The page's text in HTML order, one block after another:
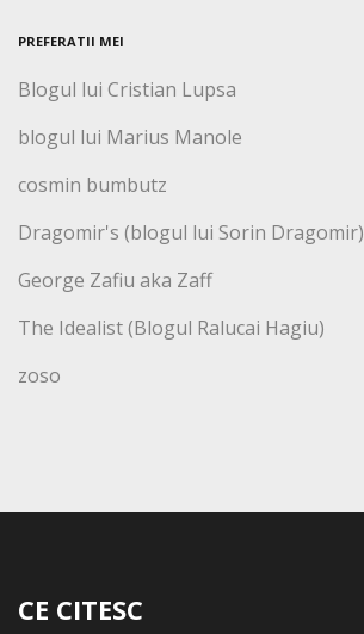
PREFERATII MEI
Blogul lui Cristian Lupsa
blogul lui Marius Manole
cosmin bumbutz
Dragomir's (blogul lui Sorin Dragomir)
George Zafiu aka Zaff
The Idealist (Blogul Ralucai Hagiu)
zoso
CE CITESC